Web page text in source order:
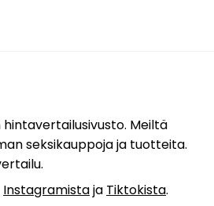
Meiltä
seksikauppoja ja tuotteita.
Instagramistaja Tiktokista.